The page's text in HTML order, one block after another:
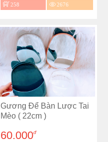
258 2676
Gương Để Bàn Lược Tai
Mèo ( 22cm )
60.000đ